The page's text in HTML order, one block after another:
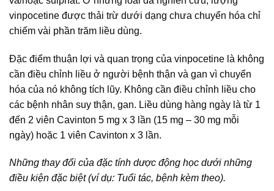
vinpocetine được thải trừ dưới dạng chưa chuyển hóa chỉ
chiếm vài phần trăm liều dùng.
Đặc điểm thuận lợi và quan trọng của vinpocetine là không
cần điều chỉnh liều ở người bệnh thận và gan vì chuyển
hóa của nó không tích lũy. Không cần điều chỉnh liều cho
các bệnh nhân suy thận, gan. Liều dùng hàng ngày là từ 1
đến 2 viên Cavinton 5 mg x 3 lần (15 mg – 30 mg mỗi
ngày) hoặc 1 viên Cavinton x 3 lần.
Những thay đổi của đặc tính dược động học dưới những
điều kiện đặc biệt (ví dụ: Tuổi tác, bệnh kèm theo).